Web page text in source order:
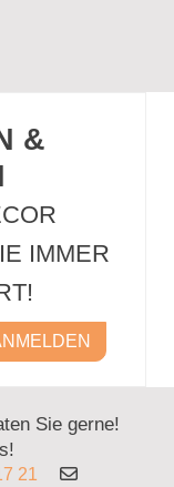
&
IMMER
Sie gerne!
21